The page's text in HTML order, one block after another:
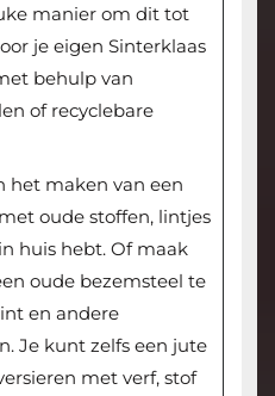
manier om dit tot
je eigen Sinterklaas
behulp van
of recyclebare
het maken van een
oude stoffen, lintjes
huis hebt. Of maak
oude bezemsteel te
en andere
Je kunt zelfs een jute
met verf, stof